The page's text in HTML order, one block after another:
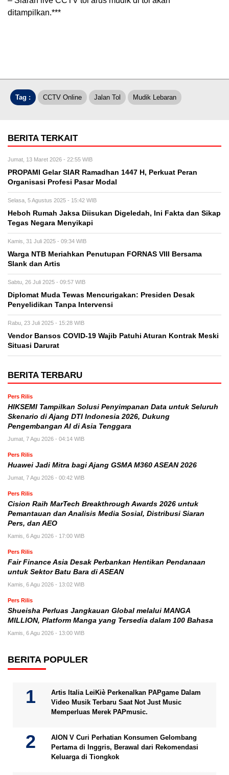
ditampilkan.***
Tag : CCTV Online Jalan Tol Mudik Lebaran
BERITA TERKAIT
Jumat, 13 Maret 2026 - 22:55 WIB
PROPAMI Gelar SIAR Ramadhan 1447 H, Perkuat Peran
Organisasi Profesi Pasar Modal
Selasa, 5 Agustus 2025 - 15:42 WIB
Heboh Rumah Jaksa Diisukan Digeledah, Ini Fakta dan Sikap
Tegas Negara Menyikapi
Kamis, 31 Juli 2025 - 09:34 WIB
Warga NTB Meriahkan Penutupan FORNAS VIII Bersama
Slank dan Artis
Sabtu, 26 Juli 2025 - 09:57 WIB
Diplomat Muda Tewas Mencurigakan: Presiden Desak
Penyelidikan Tanpa Intervensi
Rabu, 23 Juli 2025 - 15:28 WIB
Vendor Bansos COVID-19 Wajib Patuhi Aturan Kontrak Meski
Situasi Darurat
BERITA TERBARU
Pers Rilis
HIKSEMI Tampilkan Solusi Penyimpanan Data untuk Seluruh
Skenario di Ajang DTI Indonesia 2026, Dukung
Pengembangan AI di Asia Tenggara
Jumat, 7 Agu 2026 - 04:14 WIB
Pers Rilis
Huawei Jadi Mitra bagi Ajang GSMA M360 ASEAN 2026
Jumat, 7 Agu 2026 - 00:42 WIB
Pers Rilis
Cision Raih MarTech Breakthrough Awards 2026 untuk
Pemantauan dan Analisis Media Sosial, Distribusi Siaran
Pers, dan AEO
Kamis, 6 Agu 2026 - 17:00 WIB
Pers Rilis
Fair Finance Asia Desak Perbankan Hentikan Pendanaan
untuk Sektor Batu Bara di ASEAN
Kamis, 6 Agu 2026 - 13:02 WIB
Pers Rilis
Shueisha Perluas Jangkauan Global melalui MANGA
MILLION, Platform Manga yang Tersedia dalam 100 Bahasa
Kamis, 6 Agu 2026 - 13:00 WIB
BERITA POPULER
Artis Italia LeiKiè Perkenalkan PAPgame Dalam
Video Musik Terbaru Saat Not Just Music
Memperluas Merek PAPmusic.
AION V Curi Perhatian Konsumen Gelombang
Pertama di Inggris, Berawal dari Rekomendasi
Keluarga di Tiongkok